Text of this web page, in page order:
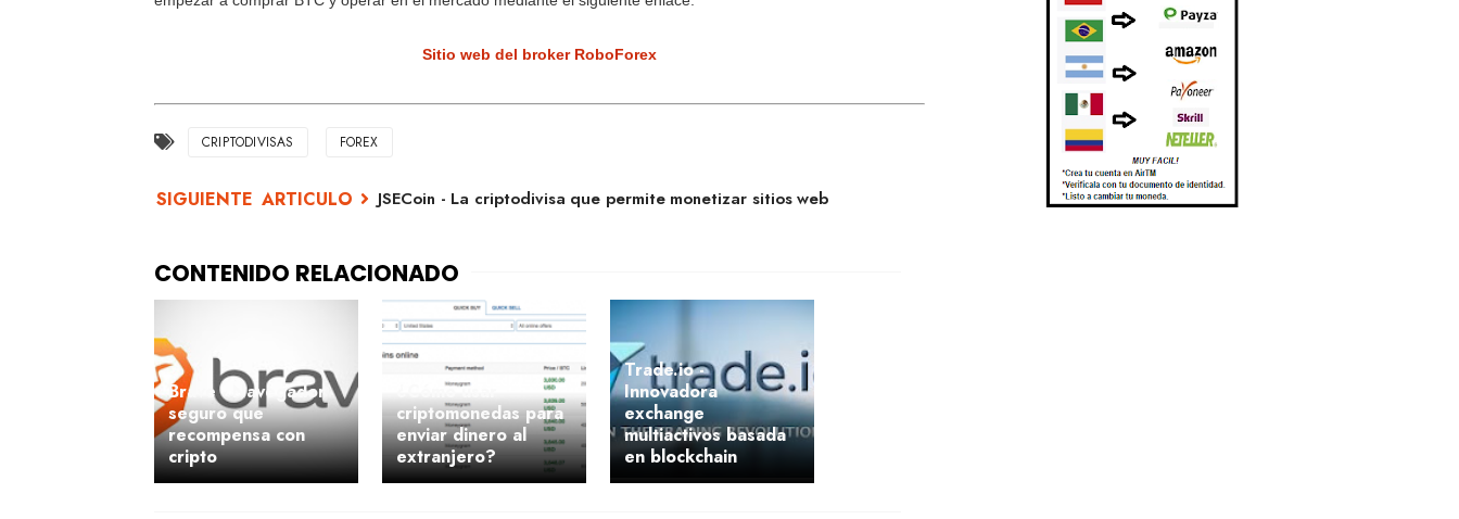
Sitio web del broker RoboForex
CRIPTODIVISAS FOREX
JSECoin - La criptodivisa que permite monetizar sitios web
Brave - Navegador
seguro que
recompensa con
cripto
¿Cómo usar
criptomonedas para
enviar dinero al
extranjero?
Trade.io -
Innovadora
exchange
multiactivos basada
en blockchain